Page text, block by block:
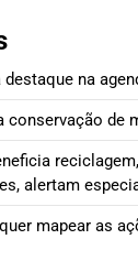
na
conservação de
alertam
mapear as